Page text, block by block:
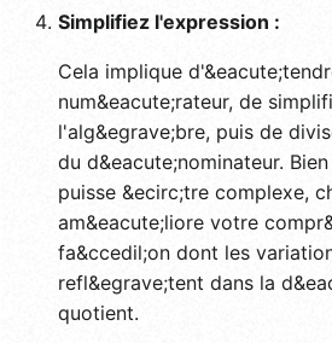
Simplifiez l'expression :
Cela implique
num&eacute;rateur, de
l'alg&egrave;bre, puis de
du d&eacute;nominateur.
puisse &ecirc;tre complexe,
am&eacute;liore votre
fa&ccedil;on dont les
refl&egrave;tent dans la
quotient.